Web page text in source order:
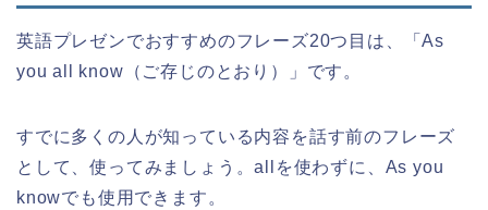
英語プレゼンでおすすめのフレーズ20つ目は、「As
you all know（ご存じのとおり）」です。
すでに多くの人が知っている内容を話す前のフレーズ
として、使ってみましょう。allを使わずに、As you
knowでも使用できます。